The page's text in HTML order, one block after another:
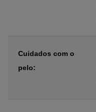
Cuidados com o
pelo: